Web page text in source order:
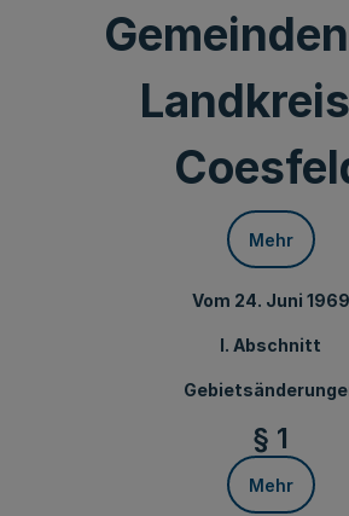
Mehr
Vom 24. Juni 1969
I. Abschnitt
§ 1
Mehr